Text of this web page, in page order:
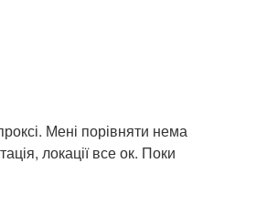
Мені порівняти нема
локації все ок. Поки